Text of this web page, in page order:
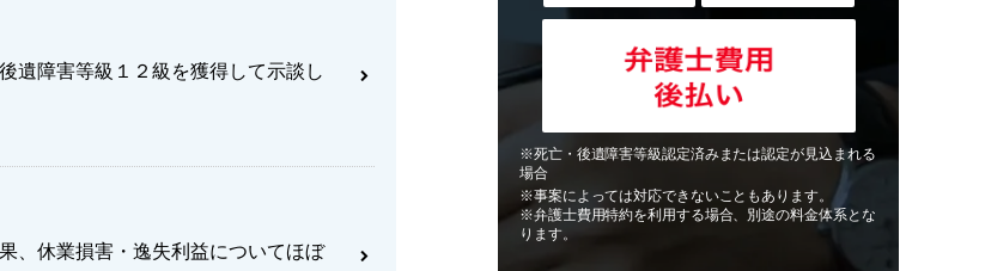
遺障害等級１２級を獲得して示談し
、休業損害・逸失利益についてほぼ
※死亡・後遺障害等級認定済みまたは認定が見込まれる
場合
※事案によっては対応できないこともあります。
※弁護士費用特約を利用する場合、別途の料金体系とな
ります。